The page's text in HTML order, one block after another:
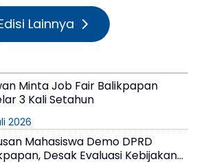
Lainnya
Minta Job Fair Balikpapan
3 Kali Setahun
2026
Mahasiswa Demo DPRD
Desak Evaluasi Kebijakan